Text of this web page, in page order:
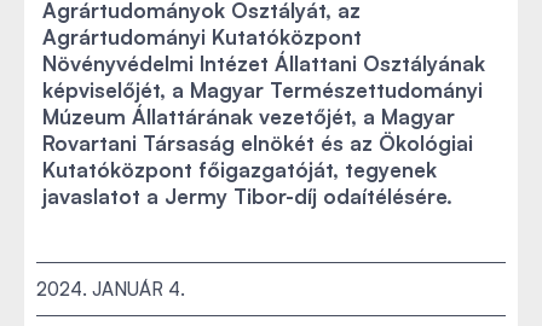
Agrártudományok Osztályát, az
Agrártudományi Kutatóközpont
Növényvédelmi Intézet Állattani Osztályának
képviselőjét, a Magyar Természettudományi
Múzeum Állattárának vezetőjét, a Magyar
Rovartani Társaság elnökét és az Ökológiai
Kutatóközpont főigazgatóját, tegyenek
javaslatot a Jermy Tibor-díj odaítélésére.
2024. JANUÁR 4.